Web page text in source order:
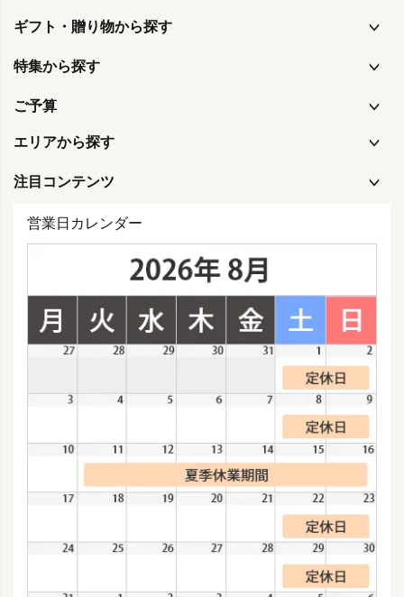
ギフト・贈り物から探す
特集から探す
ご予算
エリアから探す
注目コンテンツ
営業日カレンダー